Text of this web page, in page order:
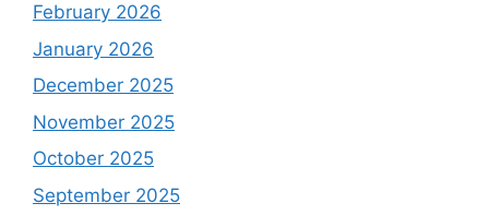
February 2026
January 2026
December 2025
November 2025
October 2025
September 2025